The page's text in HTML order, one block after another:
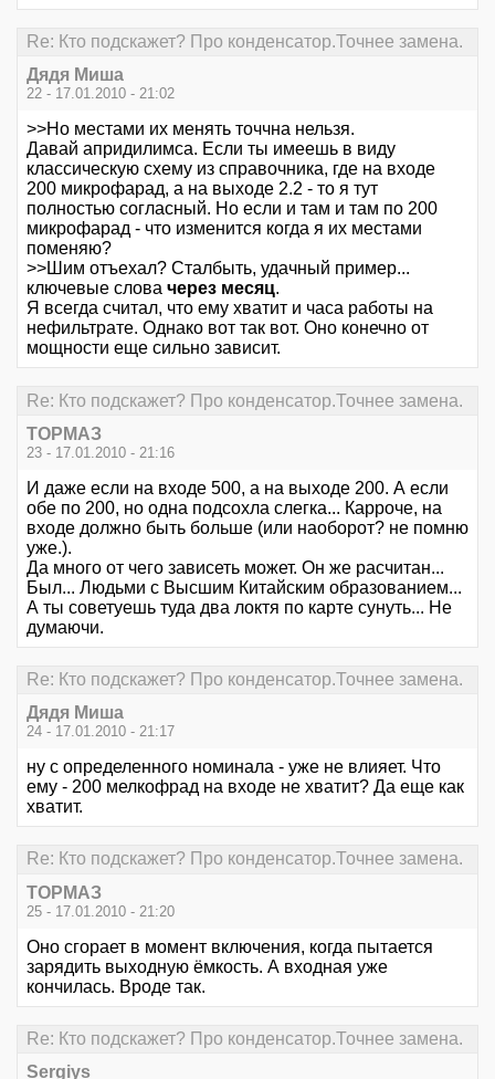
Re: Кто подскажет? Про конденсатор.Точнее замена.
Дядя Миша
22 - 17.01.2010 - 21:02
>>Но местами их менять точчна нельзя.
Давай апридилимса. Если ты имеешь в виду
классическую схему из справочника, где на входе
200 микрофарад, а на выходе 2.2 - то я тут
полностью согласный. Но если и там и там по 200
микрофарад - что изменится когда я их местами
поменяю?
>>Шим отъехал? Сталбыть, удачный пример...
ключевые слова через месяц.
Я всегда считал, что ему хватит и часа работы на
нефильтрате. Однако вот так вот. Оно конечно от
мощности еще сильно зависит.
Re: Кто подскажет? Про конденсатор.Точнее замена.
ТОРМАЗ
23 - 17.01.2010 - 21:16
И даже если на входе 500, а на выходе 200. А если
обе по 200, но одна подсохла слегка... Карроче, на
входе должно быть больше (или наоборот? не помню
уже.).
Да много от чего зависеть может. Он же расчитан...
Был... Людьми с Высшим Китайским образованием...
А ты советуешь туда два локтя по карте сунуть... Не
думаючи.
Re: Кто подскажет? Про конденсатор.Точнее замена.
Дядя Миша
24 - 17.01.2010 - 21:17
ну с определенного номинала - уже не влияет. Что
ему - 200 мелкофрад на входе не хватит? Да еще как
хватит.
Re: Кто подскажет? Про конденсатор.Точнее замена.
ТОРМАЗ
25 - 17.01.2010 - 21:20
Оно сгорает в момент включения, когда пытается
зарядить выходную ёмкость. А входная уже
кончилась. Вроде так.
Re: Кто подскажет? Про конденсатор.Точнее замена.
Sergiys